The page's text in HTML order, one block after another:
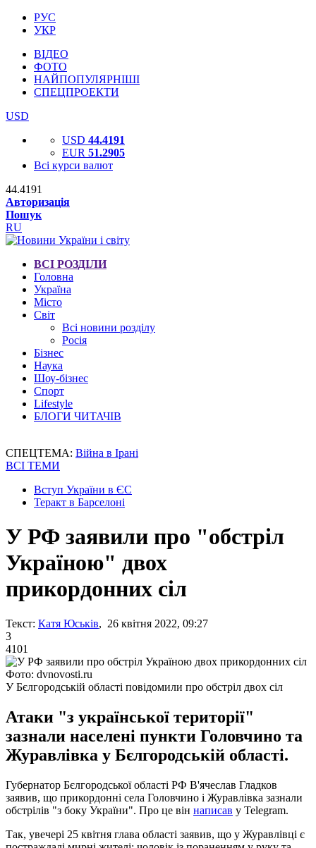
РУС
УКР
ВІДЕО
ФОТО
НАЙПОПУЛЯРНІШІ
СПЕЦПРОЕКТИ
USD
USD 44.4191
EUR 51.2905
Всі курси валют
44.4191
Авторизація
Пошук
RU
ВСІ РОЗДІЛИ
Головна
Україна
Місто
Світ
Всі новини розділу
Росія
Бізнес
Наука
Шоу-бізнес
Спорт
Lifestyle
БЛОГИ ЧИТАЧІВ
СПЕЦТЕМА: Війна в Ірані
ВСІ ТЕМИ
Вступ України в ЄС
Теракт в Барселоні
У РФ заявили про "обстріл
Україною" двох
прикордонних сіл
Текст: Катя Юськів, 26 квітня 2022, 09:27
3
4101
Фото: dvnovosti.ru
У Бєлгородській області повідомили про обстріл двох сіл
Атаки "з української території"
зазнали населені пункти Головчино та
Журавлівка у Бєлгородській області.
Губернатор Бєлгородської області РФ В'ячеслав Гладков
заявив, що прикордонні села Головчино і Журавлівка зазнали
обстрілів "з боку України". Про це він написав у Telegram.
Так, увечері 25 квітня глава області заявив, що у Журавлівці є